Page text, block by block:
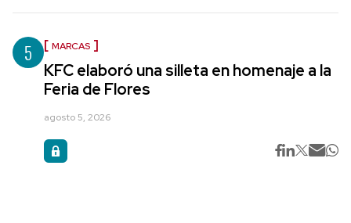
5 MARCAS
KFC elaboró una silleta en homenaje a la
Feria de Flores
agosto 5, 2026